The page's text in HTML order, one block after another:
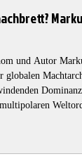
und Autor
globalen